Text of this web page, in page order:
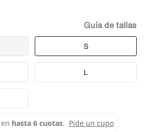
S
L
Guía de tallas